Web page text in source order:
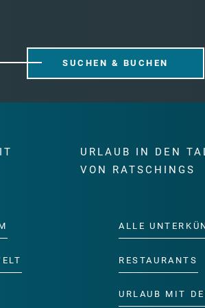
SUCHEN & BUCHEN
URLAUB IN DEN
VON RATSCHINGS
ALLE
RESTAURANTS
URLAUB MIT